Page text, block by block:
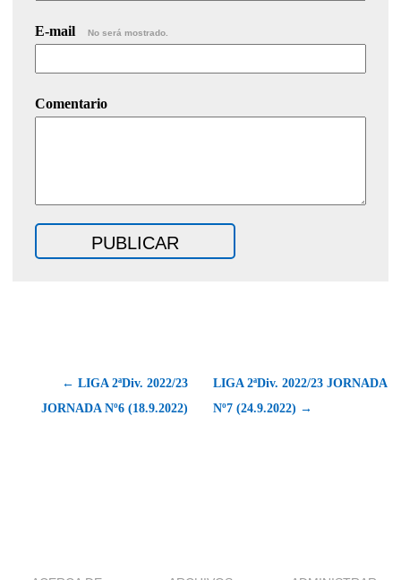
E-mail No será mostrado.
Comentario
← LIGA 2ªDiv. 2022/23
JORNADA Nº6 (18.9.2022)
LIGA 2ªDiv. 2022/23 JORNADA
Nº7 (24.9.2022) →